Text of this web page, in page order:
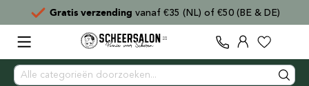
€35 (NL) of €50 (BE & DE) Voor15:00besteld,